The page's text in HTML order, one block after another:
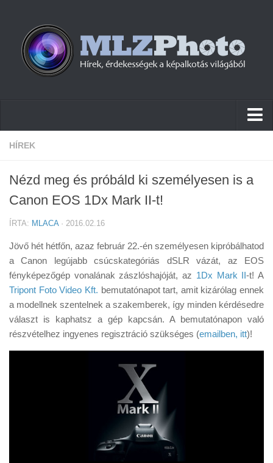
Hírek
Cikkek
Tudástár
Tanácsok
Érdekességek
Helyszíni Riport
HÍREK
Nézd meg és próbáld ki személyesen is a
Canon EOS 1Dx Mark II-t!
ÍRTA: MLACA· 2016.02.16
Jövő hét hétfőn, azaz február 22.-én személyesen kipróbálhatod
a Canon legújabb csúcskategóriás dSLR vázát, az EOS
fényképezőgép vonalának zászlóshajóját, az 1Dx Mark II-t! A
Tripont Foto Video Kft. bemutatónapot tart, amit kizárólag ennek
a modellnek szentelnek a szakemberek, így minden kérdésedre
választ is kaphatsz a gép kapcsán. A bemutatónapon való
részvételhez ingyenes regisztráció szükséges (emailben, itt)!